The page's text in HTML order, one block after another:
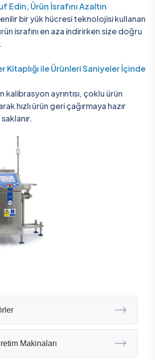
Edin, Ürün İsrafını Azaltın
bir yük hücresi teknolojisi kullanan
israfını en aza indirirken size doğru
Kitaplığı ile Ürünleri Saniyeler İçinde
ayrıntısı, çoklu ürün
hızlı ürün geri çağırmaya hazır
Makinaları